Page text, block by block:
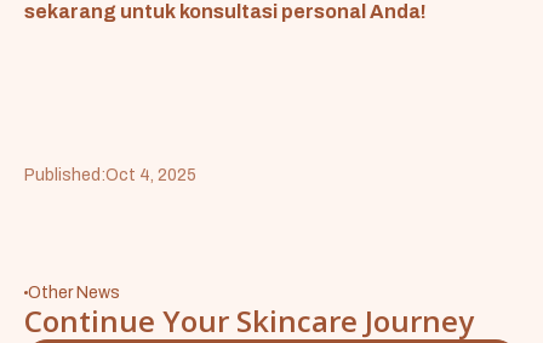
sekarang untuk konsultasi personal Anda!
Published:Oct 4, 2025
Other News
Continue Your Skincare Journey